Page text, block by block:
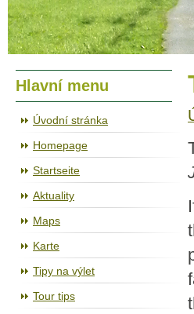
Cyklostezka Jihlava - Třebíč -
Hlavní menu
Úvodní stránka
Homepage
Startseite
Aktuality
Maps
Karte
Tipy na výlet
Tour tips